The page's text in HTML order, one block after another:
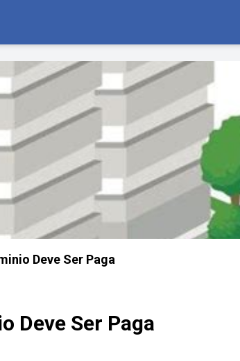
Deve Ser Paga
Deve Ser Paga